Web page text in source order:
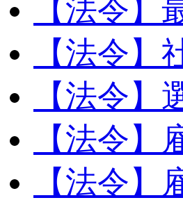
【法令】
【法令】
【法令】
【法令】
【法令】